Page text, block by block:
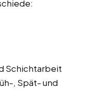
Schichtarbeit
, Spät- und